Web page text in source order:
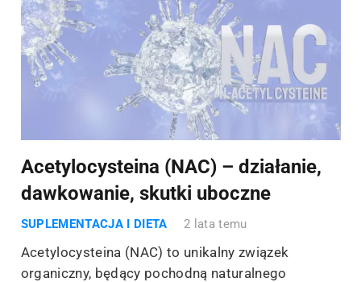
Acetylocysteina (NAC) – działanie,
dawkowanie, skutki uboczne
SUPLEMENTACJA I DIETA 2 lata temu
Acetylocysteina (NAC) to unikalny związek
organiczny, będący pochodną naturalnego